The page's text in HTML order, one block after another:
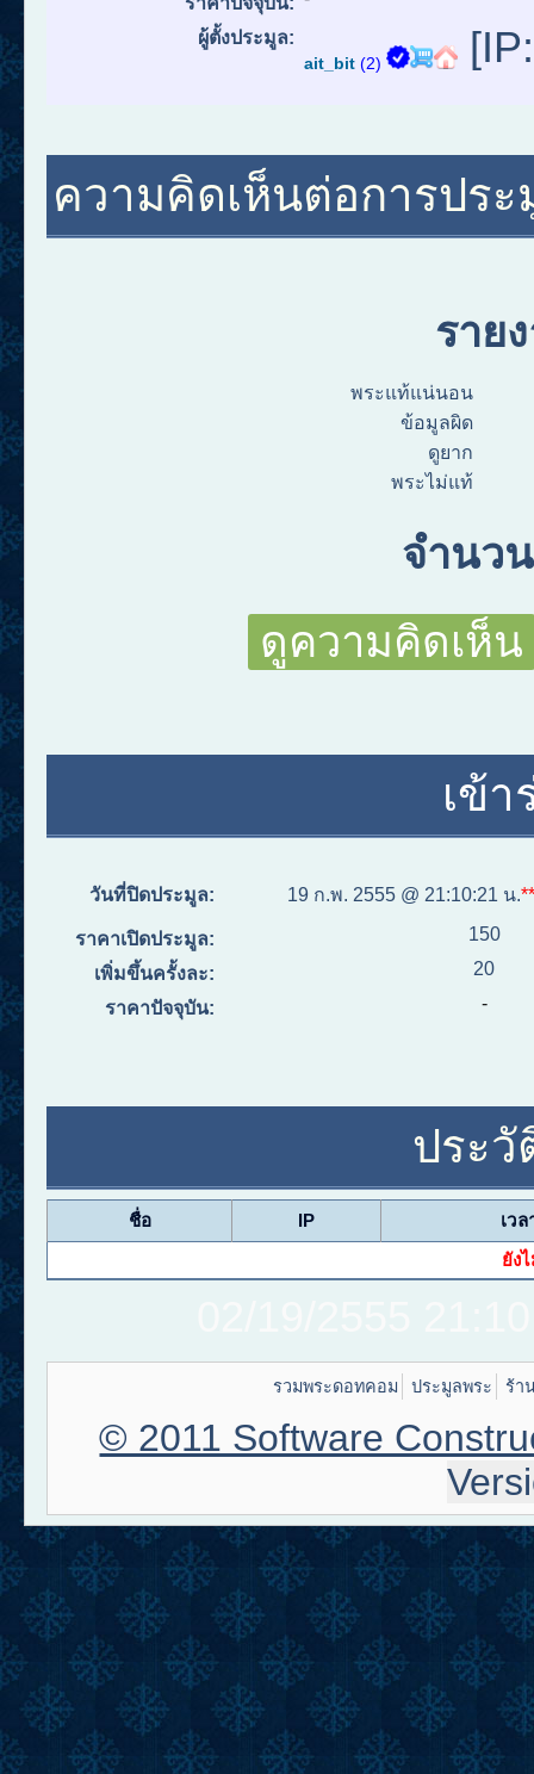
ผู้ตั้งประมูล:
ait_bit (2)
ความคิดเห็นต่อการประ
ราย
พระแท้แน่นอน
ข้อมูลผิด
ดูยาก
พระไม่แท้
จำนว
ดูความคิดเห็น
เข้
วันที่ปิดประมูล: 19 ก.พ. 2555 @ 21:10:21 น.
ราคาเปิดประมูล:
150
เพิ่มขึ้นครั้งละ:
20
ราคาปัจจุบัน:
-
ประวั
ชื่อ IP
เวล
ยัง
รวมพระดอทคอม ประมูลพระ ร้า
© 2011 Software